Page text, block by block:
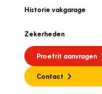
Historie vakgarage
Zekerheden
Proefrit aanvragen
Contact